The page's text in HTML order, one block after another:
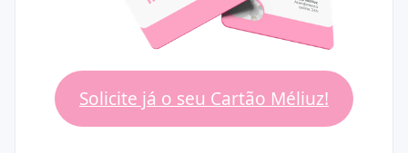
Solicite já o seu Cartão Méliuz!